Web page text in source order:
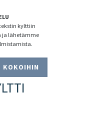
kylttiin
ja lähetämme